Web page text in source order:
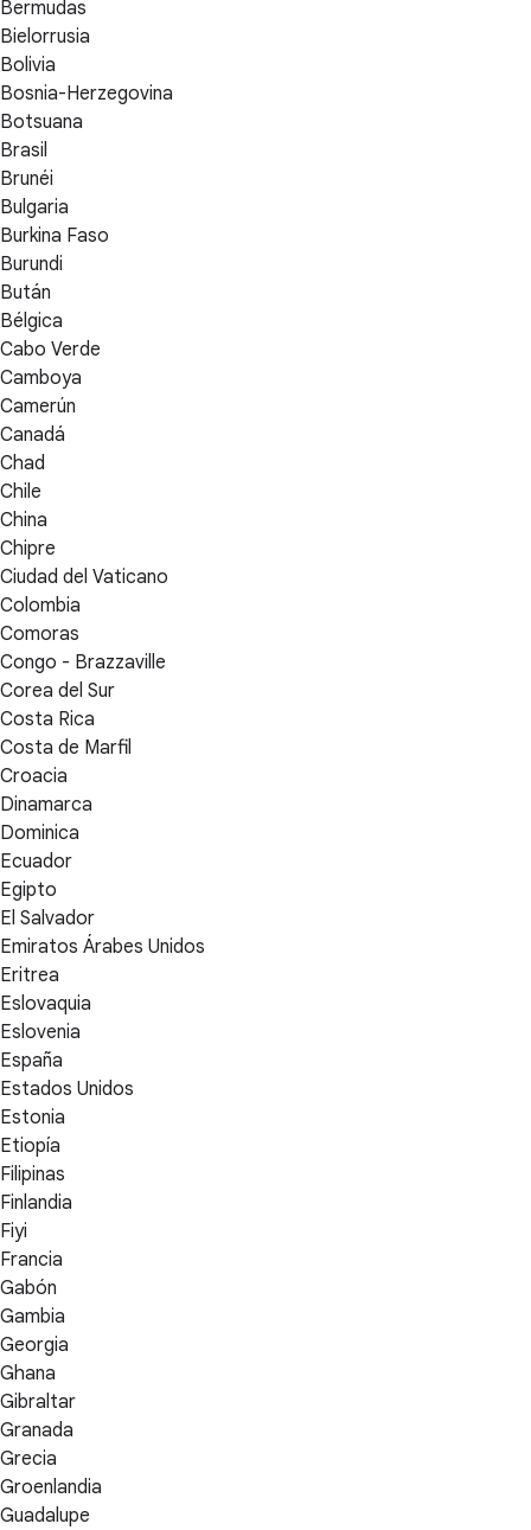
Bermudas
Bielorrusia
Bolivia
Bosnia-Herzegovina
Botsuana
Brasil
Brunéi
Bulgaria
Burkina Faso
Burundi
Bután
Bélgica
Cabo Verde
Camboya
Camerún
Canadá
Chad
Chile
China
Chipre
Ciudad del Vaticano
Colombia
Comoras
Congo - Brazzaville
Corea del Sur
Costa Rica
Costa de Marfil
Croacia
Dinamarca
Dominica
Ecuador
Egipto
El Salvador
Emiratos Árabes Unidos
Eritrea
Eslovaquia
Eslovenia
España
Estados Unidos
Estonia
Etiopía
Filipinas
Finlandia
Fiyi
Francia
Gabón
Gambia
Georgia
Ghana
Gibraltar
Granada
Grecia
Groenlandia
Guadalupe